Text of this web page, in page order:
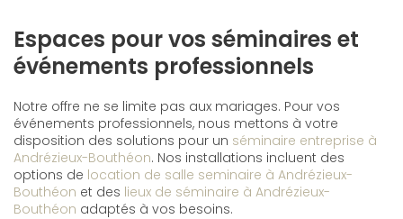
Espaces pour vos séminaires et
événements professionnels
Notre offre ne se limite pas aux mariages. Pour vos
événements professionnels, nous mettons à votre
disposition des solutions pour un séminaire entreprise à
Andrézieux-Bouthéon. Nos installations incluent des
options de location de salle seminaire à Andrézieux-
Bouthéon et des lieux de séminaire à Andrézieux-
Bouthéon adaptés à vos besoins.